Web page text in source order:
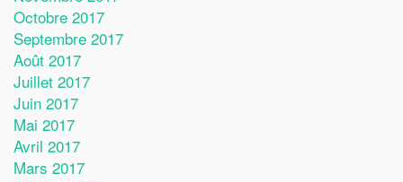
Octobre 2017
Septembre 2017
Août 2017
Juillet 2017
Juin 2017
Mai 2017
Avril 2017
Mars 2017